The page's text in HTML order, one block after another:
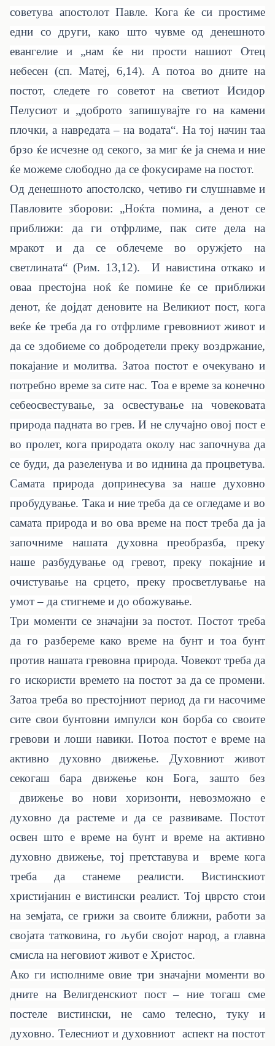
советува апостолот Павле. Кога ќе си простиме
едни со други, како што чувме од денешното
евангелие и „нам ќе ни прости нашиот Отец
небесен (сп. Матеј, 6,14). А потоа во дните на
постот, следете го советот на светиот Исидор
Пелусиот и „доброто запишувајте го на камени
плочки, а навредата – на водата“. На тој начин таа
брзо ќе исчезне од секого, за миг ќе ја снема и ние
ќе можеме слободно да се фокусираме на постот.
Од денешното апостолско, четиво ги слушнавме и
Павловите зборови: „Ноќта помина, а денот се
приближи: да ги отфрлиме, пак сите дела на
мракот и да се облечеме во оружјето на
светлината“ (Рим. 13,12). И навистина откако и
оваа престојна ноќ ќе помине ќе се приближи
денот, ќе дојдат деновите на Великиот пост, кога
веќе ќе треба да го отфрлиме гревовниот живот и
да се здобиеме со добродетели преку воздржание,
покајание и молитва. Затоа постот е очекувано и
потребно време за сите нас. Тоа е време за конечно
себеосвестување, за освестување на човековата
природа падната во грев. И не случајно овој пост е
во пролет, кога природата околу нас започнува да
се буди, да разеленува и во иднина да процветува.
Самата природа допринесува за наше духовно
пробудување. Така и ние треба да се огледаме и во
самата природа и во ова време на пост треба да ја
започниме нашата духовна преобразба, преку
наше разбудување од гревот, преку покајние и
очистување на срцето, преку просветлување на
умот – да стигнеме и до обожување.
Три моменти се значајни за постот. Постот треба
да го разбереме како време на бунт и тоа бунт
против нашата гревовна природа. Човекот треба да
го искористи времето на постот за да се промени.
Затоа треба во престојниот период да ги насочиме
сите свои бунтовни импулси кон борба со своите
гревови и лоши навики. Потоа постот е време на
активно духовно движење. Духовниот живот
секогаш бара движење кон Бога, зашто без
движење во нови хоризонти, невозможно е
духовно да растеме и да се развиваме. Постот
освен што е време на бунт и време на активно
духовно движење, тој претставува и време кога
треба да станеме реалисти. Вистинскиот
христијанин е вистински реалист. Тој цврсто стои
на земјата, се грижи за своите ближни, работи за
својата татковина, го љуби својот народ, а главна
смисла на неговиот живот е Христос.
Ако ги исполниме овие три значајни моменти во
дните на Велигденскиот пост – ние тогаш сме
постеле вистински, не само телесно, туку и
духовно. Телесниот и духовниот аспект на постот